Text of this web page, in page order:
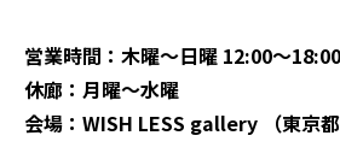
営業時間：木曜～日曜 12:00～18:00
休廊：月曜～水曜
会場：WISH LESS gallery （東京